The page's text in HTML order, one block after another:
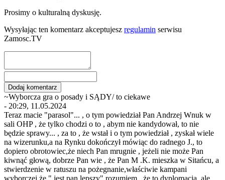
Prosimy o kulturalną dyskusję.
Wysyłając ten komentarz akceptujesz regulamin serwisu
Zamosc.TV
~Wyborcza gra o posady i SĄDY/ to ciekawe
- 20:29, 11.05.2024
Teraz macie "parasol"... , o tym powiedział Pan Andrzej Wnuk w
sali OHP , że tylko chodzi o to , abym nie kandydował, to nie
będzie sprawy... , za to , że wstał i o tym powiedział , zyskał wiele
na wizerunku,a na Rynku dokończył mówiąc do radnego J., to
dopiero obrotowiec,że niech Pan mrugnie , jeżeli nie może Pan
kiwnąć głową, dobrze Pan wie , że Pan M .K. mieszka w Sitańcu, a
stwierdzenie w ratuszu na pożegnanie,właściwie kampani
wyborczej,że " jest pan lepszy" rozumiem , że to dyplomacja, ale